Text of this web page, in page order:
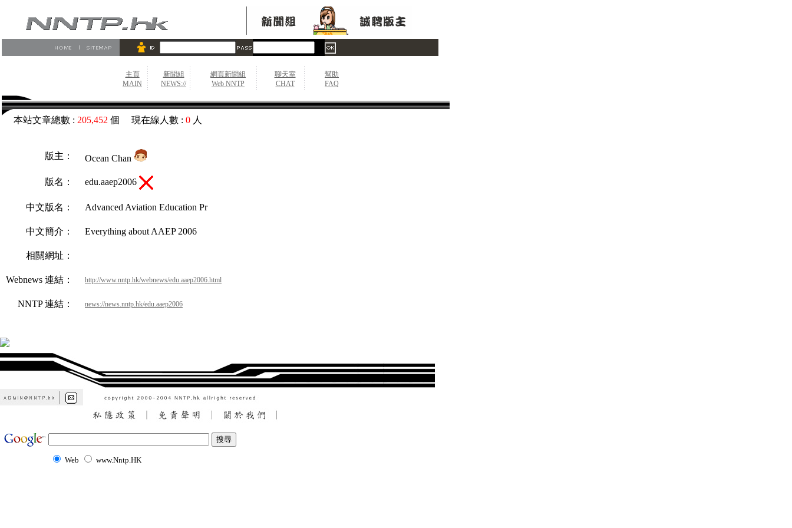
主頁
MAIN
新聞組
NEWS://
網頁新聞組
Web NNTP
聊天室
CHAT
幫助
FAQ
本站文章總數 : 205,452 個 現在線人數 : 0 人
版主： Ocean Chan
版名： edu.aaep2006
中文版名： Advanced Aviation Education Pr
中文簡介： Everything about AAEP 2006
相關網址：
Webnews 連結： http://www.nntp.hk/webnews/edu.aaep2006.html
NNTP 連結： news://news.nntp.hk/edu.aaep2006
Web www.Nntp.HK